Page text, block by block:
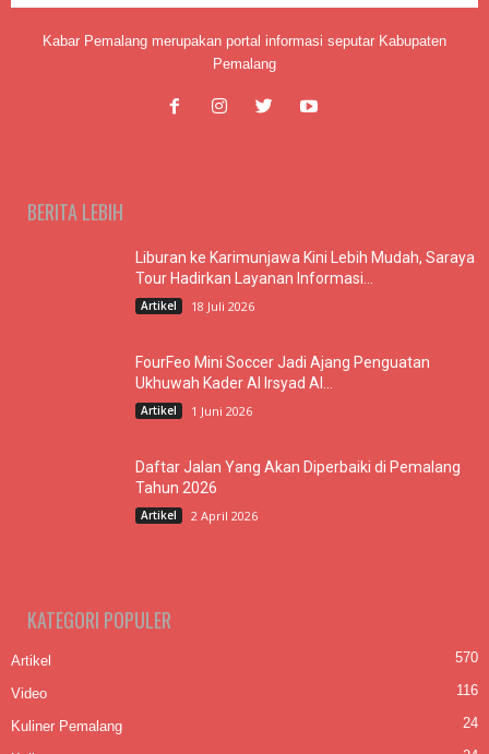
Kabar Pemalang merupakan portal informasi seputar Kabupaten
Pemalang
BERITA LEBIH
Liburan ke Karimunjawa Kini Lebih Mudah, Saraya
Tour Hadirkan Layanan Informasi...
Artikel 18 Juli 2026
FourFeo Mini Soccer Jadi Ajang Penguatan
Ukhuwah Kader Al Irsyad Al...
Artikel 1 Juni 2026
Daftar Jalan Yang Akan Diperbaiki di Pemalang
Tahun 2026
Artikel 2 April 2026
KATEGORI POPULER
Artikel 570
Video 116
Kuliner Pemalang 24